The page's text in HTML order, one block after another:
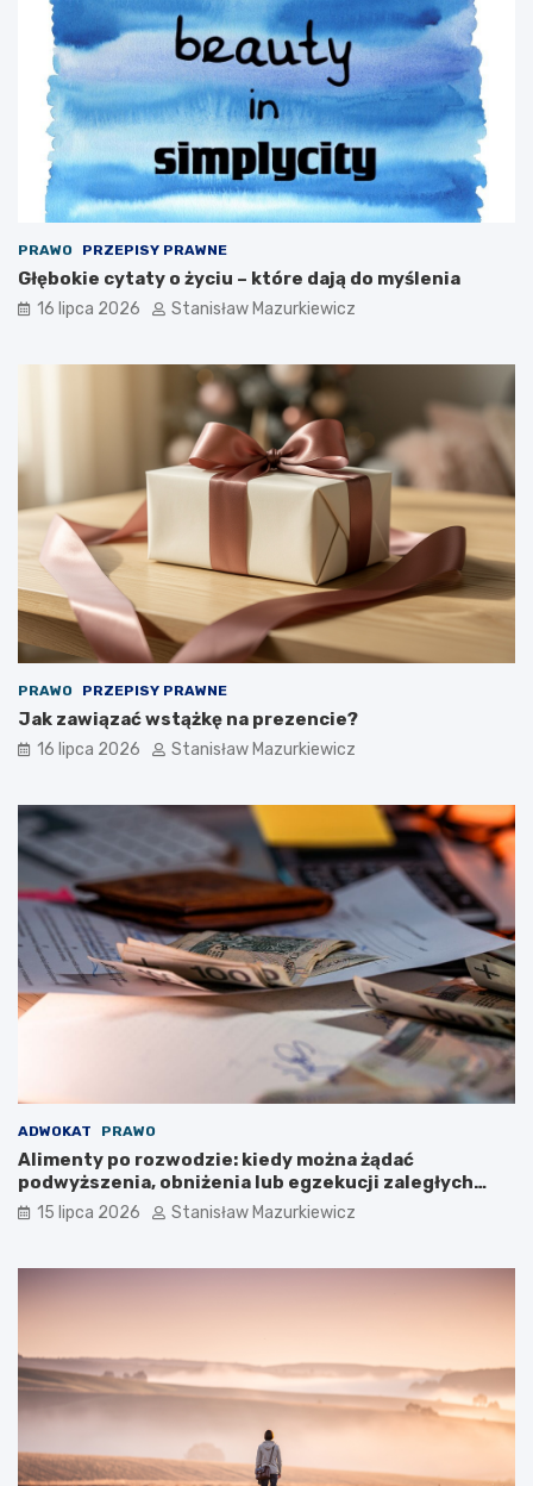
PRAWO PRZEPISY PRAWNE
Głębokie cytaty o życiu – które dają do myślenia
16 lipca 2026 Stanisław Mazurkiewicz
PRAWO PRZEPISY PRAWNE
Jak zawiązać wstążkę na prezencie?
16 lipca 2026 Stanisław Mazurkiewicz
ADWOKAT PRAWO
Alimenty po rozwodzie: kiedy można żądać
podwyższenia, obniżenia lub egzekucji zaległych
płatności?
15 lipca 2026 Stanisław Mazurkiewicz